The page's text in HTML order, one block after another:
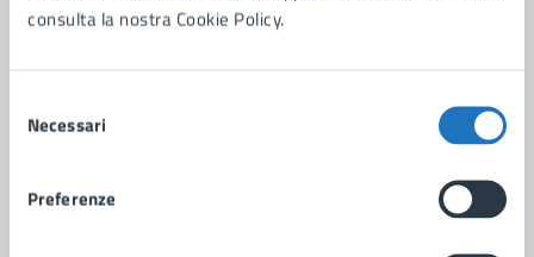
consulta la nostra Cookie Policy.
delNecessari
Preferenze
privati
Avviso per il rilascio dei tesserini per hobbisti